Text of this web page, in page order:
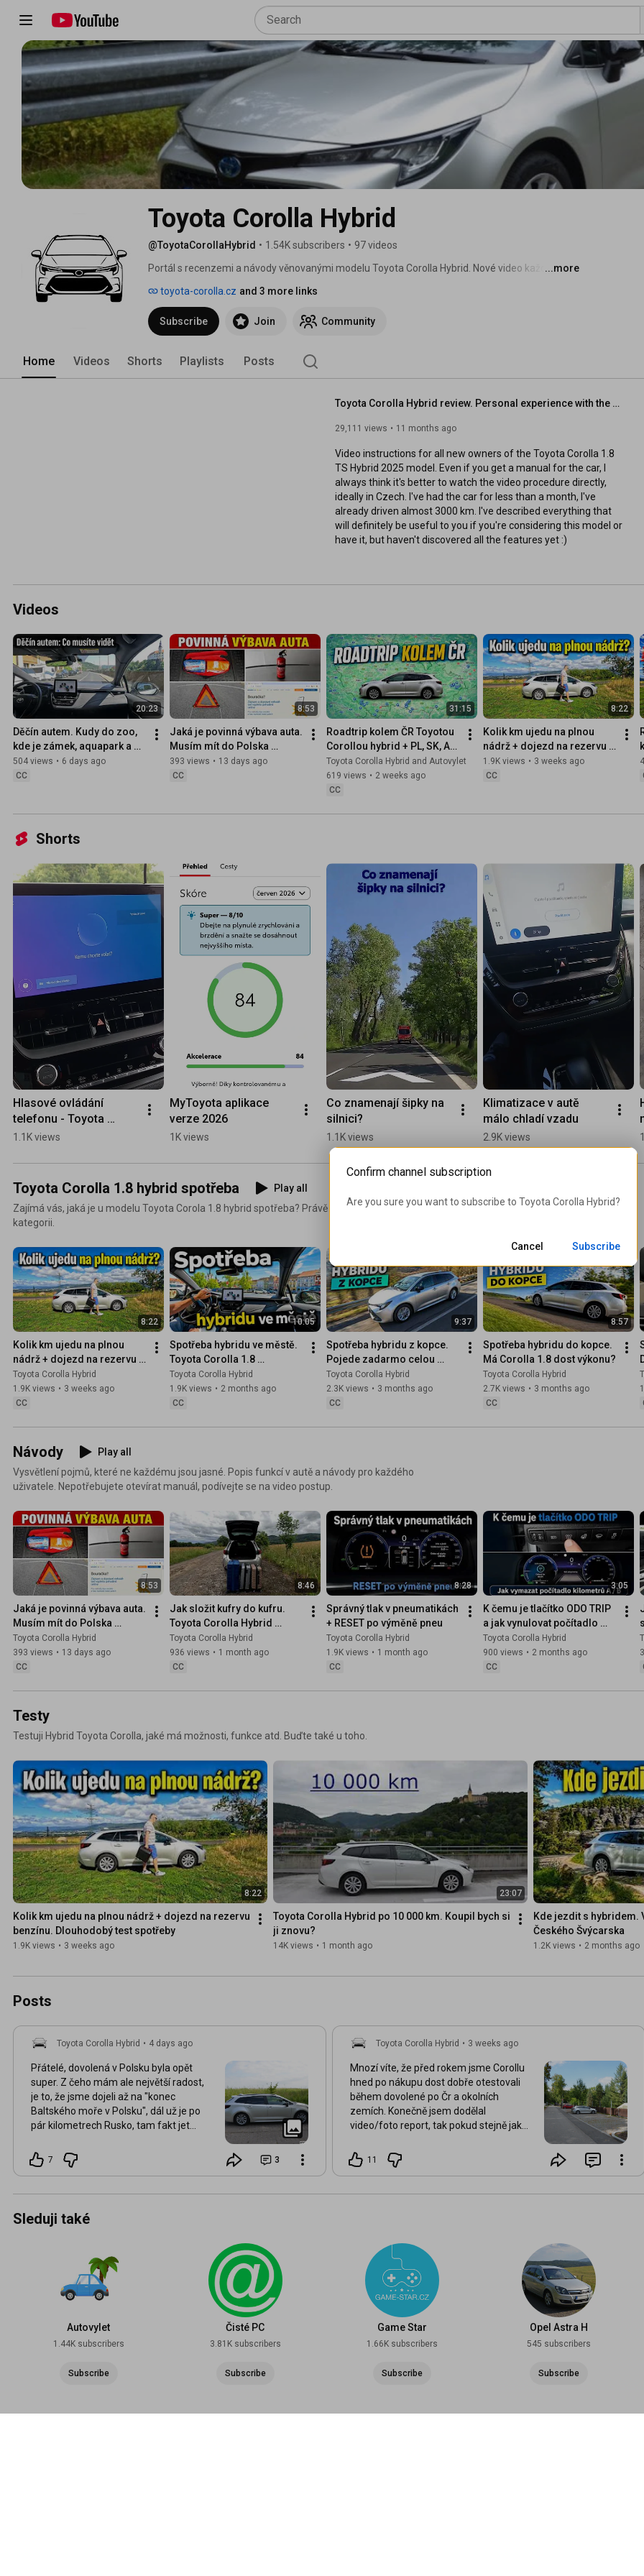
Toyota Corolla Hybrid
@ToyotaCorollaHybrid • 1.54K subscribers • 97 videos
Portál s recenzemi a návody věnovanými modelu Toyota Corolla Hybrid. Nové video každou ...more
toyota-corolla.cz and 3 more links
Subscribe Join Community
Home Videos Shorts Playlists Posts
Toyota Corolla Hybrid review. Personal experience with the 2025 station wagon (TS) model
29,111 views 11 months ago
Video instructions for all new owners of the Toyota Corolla 1.8
TS Hybrid 2025 model. Even if you get a manual for the car, I
always think it's better to watch the video procedure directly,
ideally in Czech. I've had the car for less than a month, I've
already driven almost 3000 km. I've described everything that
will definitely be useful to you if you're considering this model or
have it, but haven't discovered all the features yet :)
Videos
20:23
Děčín autem. Kudy do zoo,
kde je zámek, aquapark a
kde parkování zdarma?
Všude jsem Corollou byl
504 views • 6 days ago
CC
8:53
Jaká je povinná výbava auta.
Musím mít do Polska
hasičák? Jak funguje
aplikace Bouračka
393 views • 13 days ago
CC
31:15
Roadtrip kolem ČR Toyotou
Corollou hybrid + PL, SK, AT,
DE
Toyota Corolla Hybrid and Autovylet
619 views • 2 weeks ago
CC
8:22
Kolik km ujedu na plnou
nádrž + dojezd na rezervu
benzínu. Dlouhodobý test
spotřeby
1.9K views • 3 weeks ago
CC
Shorts
Hlasové ovládání
telefonu - Toyota
Corolla Hybrid
1.1K views
MyToyota aplikace
verze 2026
1K views
Co znamenají šipky na
silnici?
1.1K views
Klimatizace v autě
málo chladí vzadu
2.9K views
Toyota Corolla 1.8 hybrid spotřeba
Play all
Zajímá vás, jaká je u modelu Toyota Corola 1.8 hybrid spotřeba? Právě o tom jsou videa v této
kategorii.
8:22
Kolik km ujedu na plnou
nádrž + dojezd na rezervu
benzínu. Dlouhodobý test
spotřeby
Toyota Corolla Hybrid
1.9K views • 3 weeks ago
CC
10:05
Spotřeba hybridu ve městě.
Toyota Corolla 1.8
#Litoměřice
Toyota Corolla Hybrid
1.9K views • 2 months ago
CC
9:37
Spotřeba hybridu z kopce.
Pojede zadarmo celou
cestu? Toyota Corolla
Hybrid
Toyota Corolla Hybrid
2.3K views • 3 months ago
CC
8:57
Spotřeba hybridu do kopce.
Má Corolla 1.8 dost výkonu?
Toyota Corolla Hybrid
2.7K views • 3 months ago
CC
Návody
Play all
Vysvětlení pojmů, které ne každému jsou jasné. Popis funkcí v autě a návody pro každého
uživatele. Nepotřebujete otevírat manuál, podívejte se na video postup.
8:53
Jaká je povinná výbava auta.
Musím mít do Polska
hasičák? Jak funguje
aplikace Bouračka
Toyota Corolla Hybrid
393 views • 13 days ago
CC
8:46
Jak složit kufry do kufru.
Toyota Corolla Hybrid
Combi
Toyota Corolla Hybrid
936 views • 1 month ago
CC
8:28
Správný tlak v pneumatikách
+ RESET po výměně pneu
Toyota Corolla Hybrid
1.9K views • 1 month ago
CC
3:05
K čemu je tlačítko ODO TRIP
a jak vynulovat počítadlo
kilometrů A / B
Toyota Corolla Hybrid
900 views • 2 months ago
CC
Testy
Testuji Hybrid Toyota Corolla, jaké má možnosti, funkce atd. Buďte také u toho.
8:22
Kolik km ujedu na plnou nádrž + dojezd na rezervu
benzínu. Dlouhodobý test spotřeby
1.9K views • 3 weeks ago
23:07
Toyota Corolla Hybrid po 10 000 km. Koupil bych si
ji znovu?
14K views • 1 month ago
Kde jezdit s hybridem.
Českého Švýcarska
1.2K views • 2 months ago
Posts
Toyota Corolla Hybrid • 4 days ago
Přátelé, dovolená v Polsku byla opět
super. Z čeho mám ale největší radost,
je to, že jsme dojeli až na "konec
Baltského moře v Polsku", dál už je po
pár kilometrech Rusko, tam fakt jet
parkoviště, ale je to jen takový malý
plácek, kde se stěží otočíte, pokud byste
Morske na východ, je to cca 12km.
7 3
Toyota Corolla Hybrid • 3 weeks ago
Mnozí víte, že před rokem jsme Corollu
hned po nákupu dost dobře otestovali
během dovolené po Čr a okolních
zemích. Konečně jsem dodělal
video/foto report, tak pokud stejně jako
podívat a kde se ubytovat, vše vám
popíšu a ukážu. Ta ubytka byla super a
opět v 8h.
11
Sleduji také
Autovylet
1.44K subscribers
Subscribe
Čisté PC
3.81K subscribers
Subscribe
Game Star
1.66K subscribers
Subscribe
Opel Astra H
545 subscribers
Subscribe
Confirm channel subscription
Are you sure you want to subscribe to Toyota Corolla Hybrid?
Cancel Subscribe